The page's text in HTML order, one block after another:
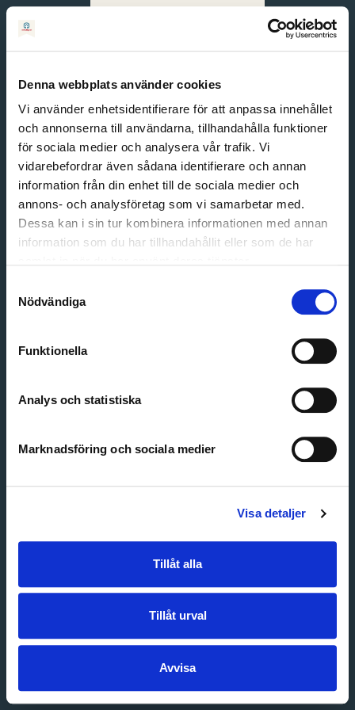
Denna webbplats använder cookies
Vi använder enhetsidentifierare för att anpassa innehållet
och annonserna till användarna, tillhandahålla funktioner
för sociala medier och analysera vår trafik. Vi
vidarebefordrar även sådana identifierare och annan
information från din enhet till de sociala medier och
annons- och analysföretag som vi samarbetar med.
Dessa kan i sin tur kombinera informationen med annan
information som du har tillhandahållit eller som de har
Nödvändiga
Funktionella
Analys och statistiska
Marknadsföring och sociala medier
Visa detaljer
Tillåt alla
Tillåt urval
Avvisa
English
Svenska
Email address
Customer service